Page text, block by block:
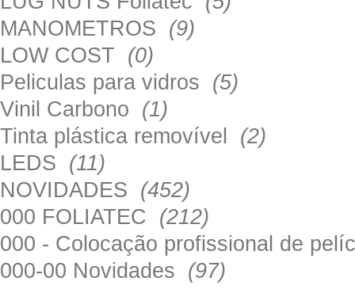
MANOMETROS (9)
LOW COST (0)
Peliculas para vidros (5)
Vinil Carbono (1)
Tinta plástica removível (2)
LEDS (11)
NOVIDADES (452)
000 FOLIATEC (212)
000 - Colocação profissional de
000-00 Novidades (97)